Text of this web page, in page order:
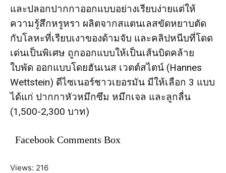
และปลอกปากกาออกแบบอย่างเรียบง่ายแต่ให้
ความรู้สึกหรูหรา ผลิตจากสแตนเลสขัดหยาบตัด
กับโลหะที่เรียบเงาของด้ามจับ และคลิปหนีบที่โดด
เด่นเป็นพิเศษ ถูกออกแบบให้เป็นเส้นบิดคล้าย
ใบพัด ออกแบบโดยฮันเนส เวตต์สไตน์ (Hannes
Wettstein) ดีไซเนอร์ชาวเยอรมัน มีให้เลือก 3 แบบ
ได้แก่ ปากกาหัวหมึกซึม หมึกเจล และลูกลื่น
(1,500-2,300 บาท)
Facebook Comments Box
Views: 216